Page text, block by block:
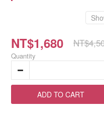
NT$1,680
Quantity
ADD TO CART